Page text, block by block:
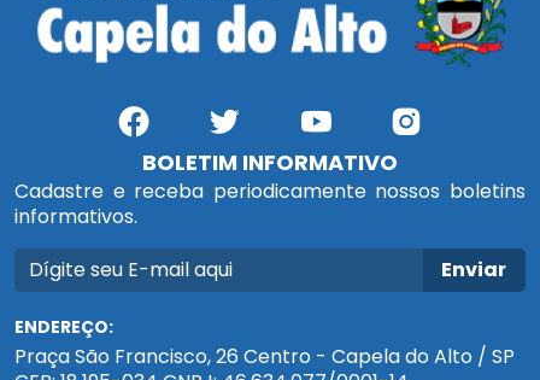
BOLETIM INFORMATIVO
Cadastre e receba periodicamente nossos boletins
informativos.
Enviar
ENDEREÇO:
Praça São Francisco, 26 Centro - Capela do Alto / SP